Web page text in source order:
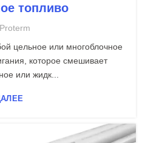
топливо
Proterm
цельное или многоблочное
которое смешивает
или жидк...